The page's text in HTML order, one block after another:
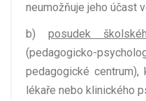
neumožňuje jeho účast
b) posudek
(pedagogicko-
pedagogické
lékaře nebo klinického